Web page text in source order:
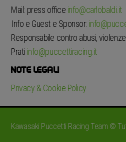
Mail: press office info@carlobaldi.it
Info e Guest e Sponsor:
Responsabile contro abusi,
Prati info@puccettiracing.it
NOTE LEGALI
Privacy & Cookie Policy
Kawasaki Puccetti Racing Team ©